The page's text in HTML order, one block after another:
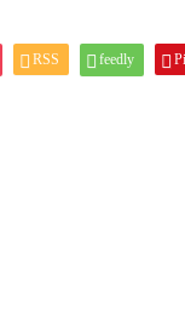
RSS feedly